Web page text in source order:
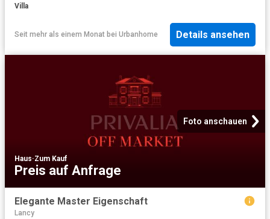
Villa
Seit mehr als einem Monat bei Urbanhome Details ansehen
Foto anschauen
Haus·Zum Kauf
Preis auf Anfrage
Elegante Master Eigenschaft
Lancy